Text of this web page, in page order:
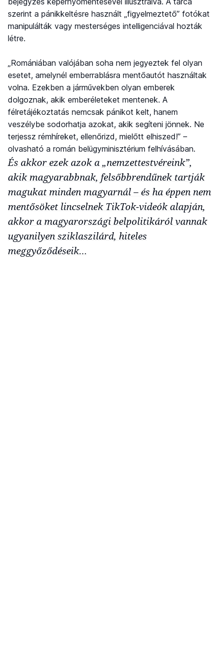
szerint a pánikkeltésre használt „figyelmeztető” fotókat
manipulálták vagy mesterséges intelligenciával hozták
létre.
„Romániában valójában soha nem jegyeztek fel olyan
esetet, amelynél emberrablásra mentőautót használtak
volna. Ezekben a járművekben olyan emberek
dolgoznak, akik emberéleteket mentenek. A
félretájékoztatás nemcsak pánikot kelt, hanem
veszélybe sodorhatja azokat, akik segíteni jönnek. Ne
terjessz rémhíreket, ellenőrizd, mielőtt elhiszed!” –
olvasható a román belügyminisztérium felhívásában.
És akkor ezek azok a „nemzettestvéreink”,
akik magyarabbnak, felsőbbrendűnek tartják
magukat minden magyarnál – és ha éppen nem
mentősöket lincselnek TikTok-videók alapján,
akkor a magyarországi belpolitikáról vannak
ugyanilyen sziklaszilárd, hiteles
meggyőződéseik…